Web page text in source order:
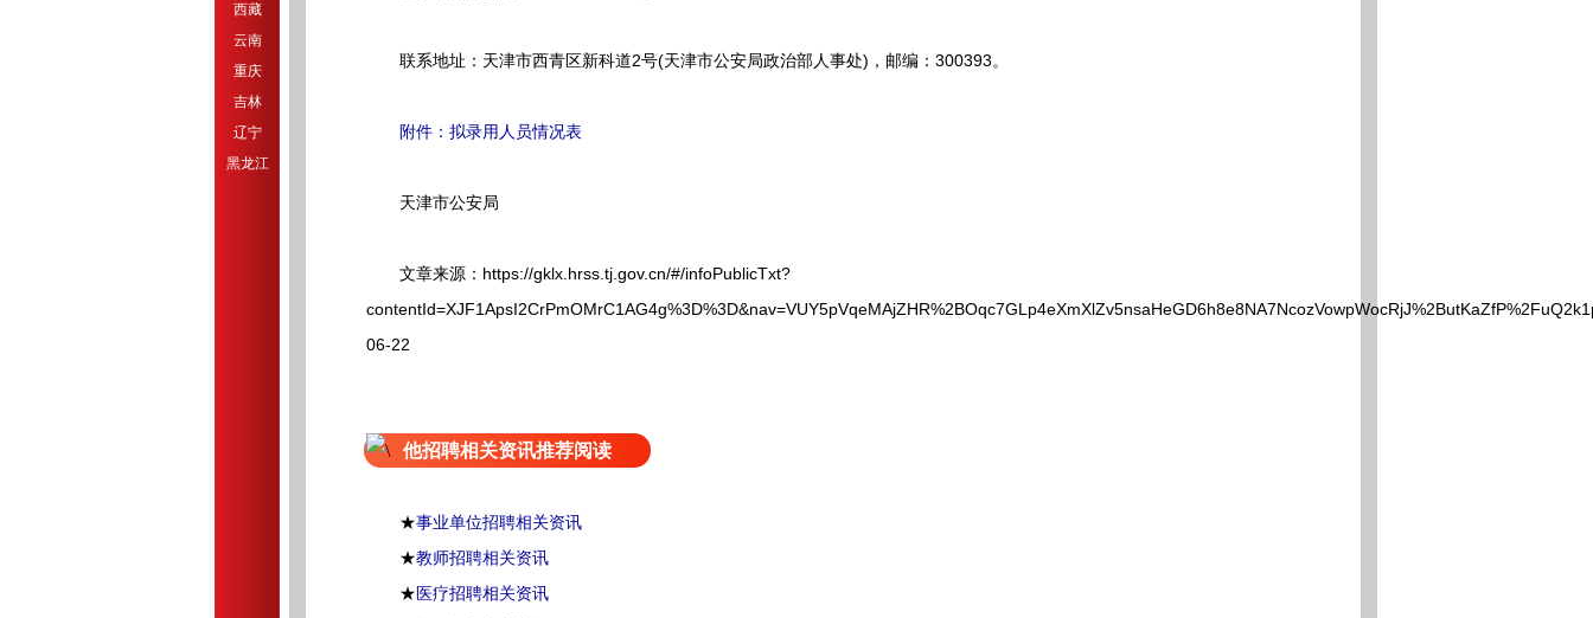
西藏
云南
重庆
吉林
辽宁
黑龙江
联系地址：天津市西青区新科道2号(天津市公安局政治部人事处)，邮编：300393。
附件：拟录用人员情况表
天津市公安局
文章来源：https://gklx.hrss.tj.gov.cn/#/infoPublicTxt?
06-22
他招聘相关资讯推荐阅读
★事业单位招聘相关资讯
★教师招聘相关资讯
★医疗招聘相关资讯